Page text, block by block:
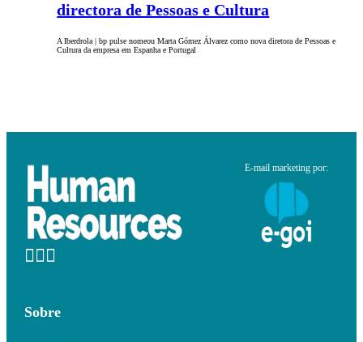
directora de Pessoas e Cultura
A Iberdrola | bp pulse nomeou Marta Gómez Álvarez como nova diretora de Pessoas e
Cultura da empresa em Espanha e Portugal
E-mail marketing por:
Sobre